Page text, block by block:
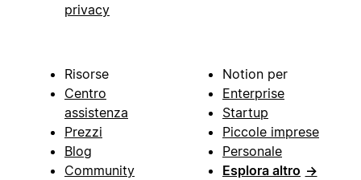
privacy
Risorse
Centro
assistenza
Prezzi
Blog
Community
Notion per
Enterprise
Startup
Piccole imprese
Personale
Esplora altro →